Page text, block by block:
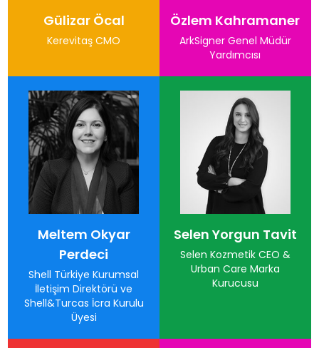
Gülizar Öcal
Kerevitaş CMO
Özlem Kahramaner
ArkSigner Genel Müdür
Yardımcısı
Meltem Okyar
Perdeci
Shell Türkiye Kurumsal
İletişim Direktörü ve
Shell&Turcas İcra Kurulu
Üyesi
Selen Yorgun Tavit
Selen Kozmetik CEO &
Urban Care Marka
Kurucusu